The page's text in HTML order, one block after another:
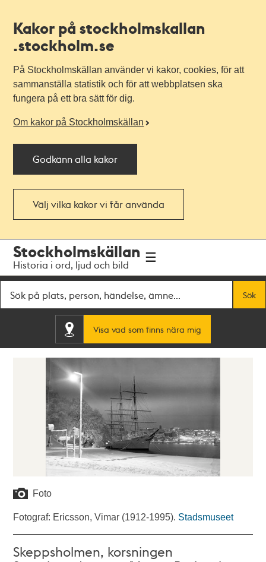
Kakor på stockholmskallan
.stockholm.se
På Stockholmskällan använder vi kakor, cookies, för att
sammanställa statistik och för att webbplatsen ska
fungera på ett bra sätt för dig.
Om kakor på Stockholmskällan
Godkänn alla kakor
Välj vilka kakor vi får använda
navigationen
huvudinnehållet
Stockholmskällan
Historia i ord, ljud och bild
Sök
Visa vad som finns nära mig
Foto
Fotograf: Ericsson, Vimar (1912-1995). Stadsmuseet
Skeppsholmen, korsningen